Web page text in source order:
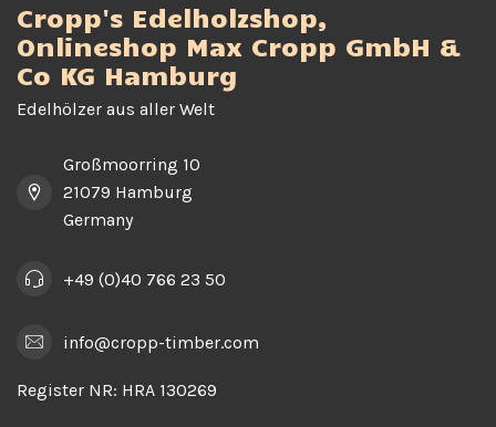
Cropp's Edelholzshop,
Onlineshop Max Cropp GmbH &
Co KG Hamburg
Edelhölzer aus aller Welt
Großmoorring 10
21079 Hamburg
Germany
+49 (0)40 766 23 50
info@cropp-timber.com
Register NR: HRA 130269